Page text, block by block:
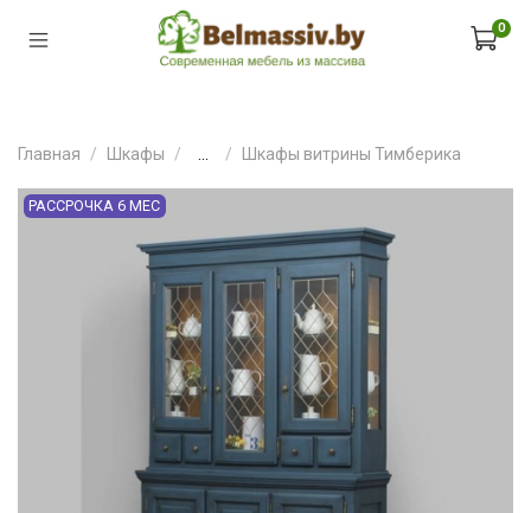
0
Главная Шкафы Шкафы витрины Тимберика
РАССРОЧКА 6 МЕС